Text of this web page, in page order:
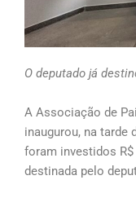
O deputado já
A Associação de
inaugurou, na tarde
foram investidos
destinada pelo